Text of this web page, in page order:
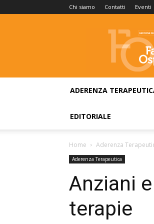
Chi siamo Contatti Eventi
Farmacia
Ospedaliera
ADERENZA
EDITORIALE
Home Aderenza
Aderenza Terapeutica
Anziani
terapie